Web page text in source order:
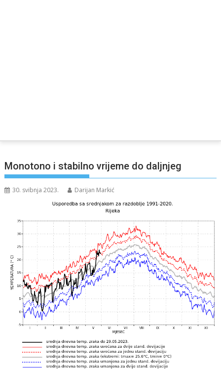
Monotono i stabilno vrijeme do daljnjeg
30. svibnja 2023. Darijan Markić